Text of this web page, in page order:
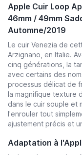
Apple Cuir Loop
46mm / 49mm
Automne/2019
Le cuir Venezia de
Arzignano, en Italie.
cinq générations, la
avec certains des
processus délicat de
la magnifique texture
dans le cuir souple et
l'enrouler tout
ajustement précis et
Adaptation à